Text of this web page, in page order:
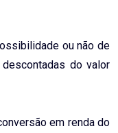
ou não de
do valor
em renda do